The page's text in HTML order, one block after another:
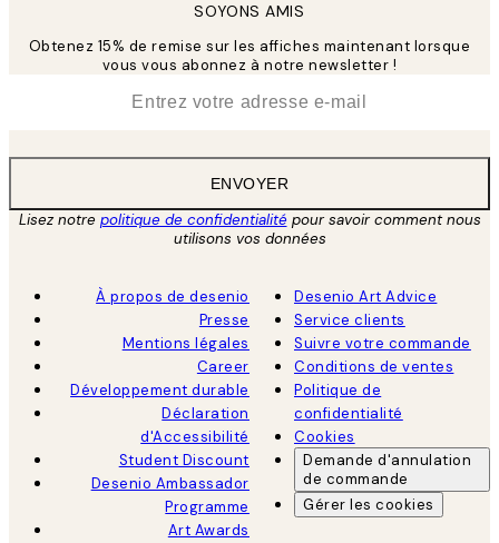
SOYONS AMIS
Obtenez 15% de remise sur les affiches maintenant lorsque
vous vous abonnez à notre newsletter !
ENVOYER
Lisez notre politique de confidentialitépour savoir comment nous
utilisons vos données
À propos de desenio
Presse
Mentions légales
Career
Développement durable
Déclaration
d'Accessibilité
Student Discount
Desenio Ambassador
Programme
Art Awards
Desenio Art Advice
Service clients
Suivre votre commande
Conditions de ventes
Politique de
confidentialité
Cookies
Demande d'annulation
de commande
Gérer les cookies